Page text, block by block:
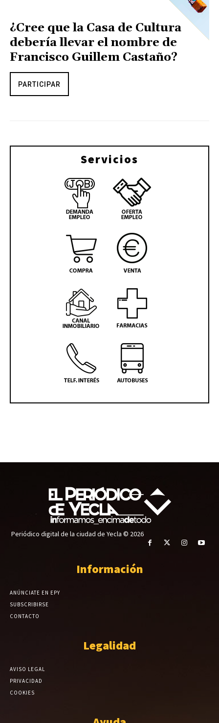
¿Cree que la Casa de Cultura
debería llevar el nombre de
Francisco Guillem Castaño?
PARTICIPAR
Servicios
Periódico digital de la ciudad de Yecla © 2026
Información
ANÚNCIATE EN EPY
SUBSCRIBIRSE
CONTACTO
Legalidad
AVISO LEGAL
PRIVACIDAD
COOKIES